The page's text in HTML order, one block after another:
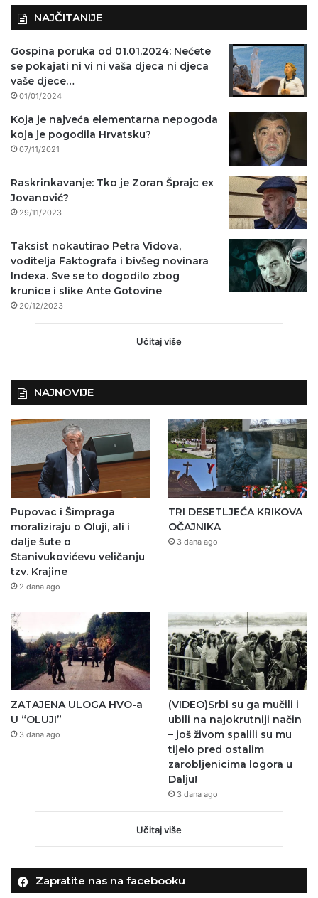
NAJČITANIJE
Gospina poruka od 01.01.2024: Nećete
se pokajati ni vi ni vaša djeca ni djeca
vaše djece…
01/01/2024
Koja je najveća elementarna nepogoda
koja je pogodila Hrvatsku?
07/11/2021
Raskrinkavanje: Tko je Zoran Šprajc ex
Jovanović?
29/11/2023
Taksist nokautirao Petra Vidova,
voditelja Faktografa i bivšeg novinara
Indexa. Sve se to dogodilo zbog
krunice i slike Ante Gotovine
20/12/2023
Učitaj više
NAJNOVIJE
Pupovac i Šimpraga
moraliziraju o Oluji, ali i
dalje šute o
Stanivukovićevu veličanju
tzv. Krajine
2 dana ago
TRI DESETLJEĆA KRIKOVA
OČAJNIKA
3 dana ago
ZATAJENA ULOGA HVO-a
U “OLUJI”
3 dana ago
(VIDEO)Srbi su ga mučili i
ubili na najokrutniji način
– još živom spalili su mu
tijelo pred ostalim
zarobljenicima logora u
Dalju!
3 dana ago
Učitaj više
Zapratite nas na facebooku